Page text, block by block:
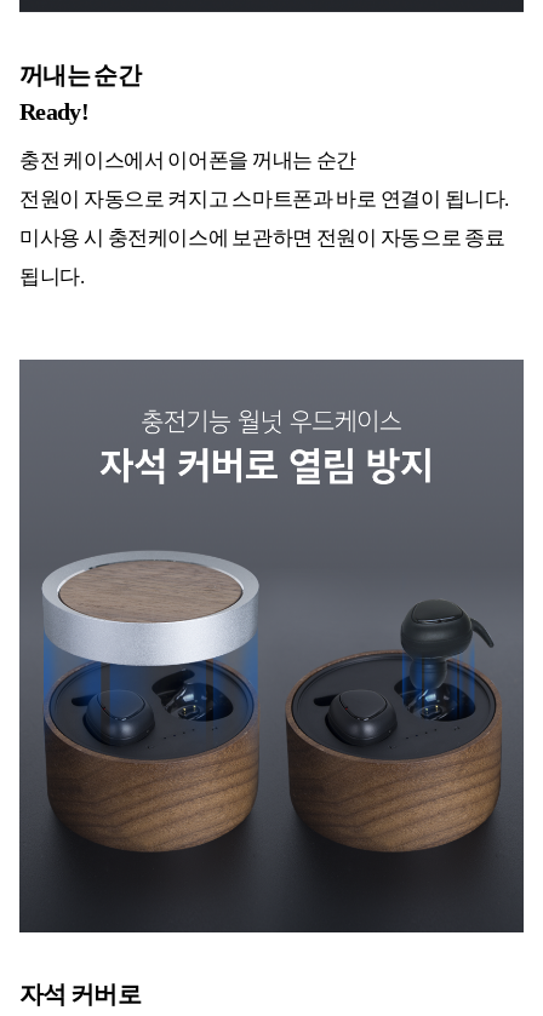
꺼내는 순간
Ready!
충전 케이스에서 이어폰을 꺼내는 순간
전원이 자동으로 켜지고 스마트폰과 바로 연결이 됩니다.
미사용 시 충전케이스에 보관하면 전원이 자동으로 종료
됩니다.
자석 커버로